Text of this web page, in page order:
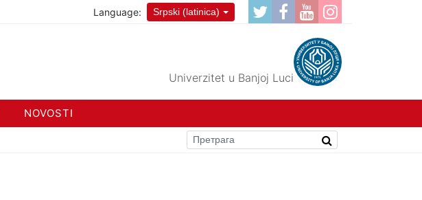
Language: Srpski (latinica)
Univerzitet u Banjoj Luci
NOVOSTI